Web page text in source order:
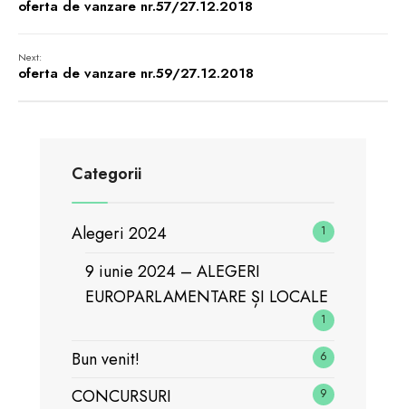
oferta de vanzare nr.57/27.12.2018
Next:
oferta de vanzare nr.59/27.12.2018
Categorii
Alegeri 2024 1
9 iunie 2024 – ALEGERI
EUROPARLAMENTARE ȘI LOCALE
1
Bun venit! 6
CONCURSURI 9